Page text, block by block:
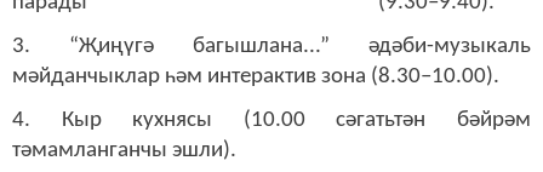
3. “Җиңүгә багышлана...” әдәби-музыкаль
мәйданчыклар һәм интерактив зона (8.30–10.00).
4. Кыр кухнясы (10.00 сәгатьтән бәйрәм
тәмамланганчы эшли).